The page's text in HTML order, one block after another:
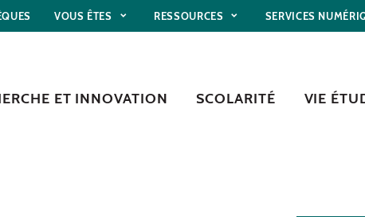
VOUS ÊTES RESSOURCES SERVICES
ET INNOVATION SCOLARITÉ VIE